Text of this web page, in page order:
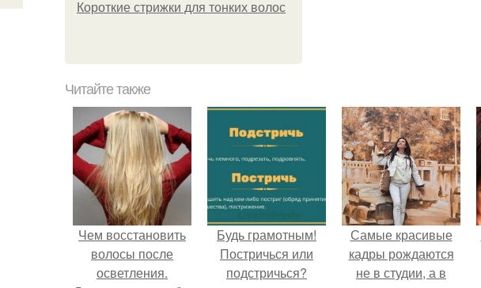
Короткие стрижки для тонких волос
Читайте также
Чем восстановить
волосы после
осветления.
Будь грамотным!
Постричься или
подстричься?
Самые красивые
кадры рождаются
не в студии, а в